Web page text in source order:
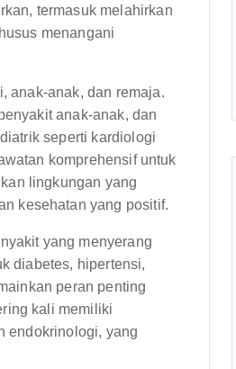
termasuk melahirkan
menangani
anak-anak, dan remaja.
anak-anak, dan
seperti kardiologi
komprehensif untuk
lingkungan yang
kesehatan yang positif.
yang menyerang
diabetes, hipertensi,
peran penting
kali memiliki
endokrinologi, yang